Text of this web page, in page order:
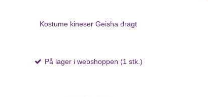
Kostume kineser Geisha dragt
På lager i webshoppen (1 stk.)